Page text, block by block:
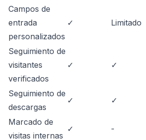
Campos de
entrada
personalizados
✓ Limitado
Seguimiento de
visitantes
verificados
✓ ✓
Seguimiento de
descargas
✓ ✓
Marcado de
visitas internas
✓ -